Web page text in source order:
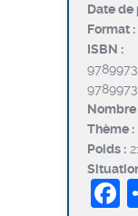
Date de
Format :
ISBN :
Nombre
Thème :
Poids :